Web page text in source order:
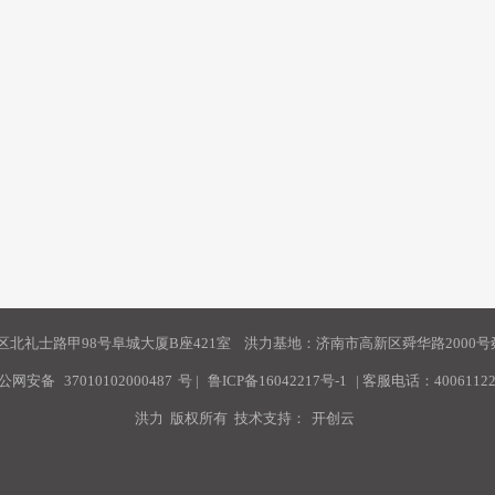
北礼士路甲98号阜城大厦B座421室 洪力基地：济南市高新区舜华路2000号
网安备 37010102000487 号 | 鲁ICP备16042217号-1 | 客服电话：
洪力 版权所有 技术支持： 开创云